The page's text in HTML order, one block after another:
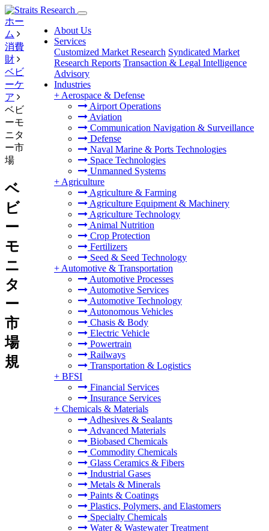
About Us
Services
Customized Market Research Syndicated Market
Research Reports Transaction & Legal Intelligence
Advisory
Industries
+ Aerospace & Defense
Airport Operations
Aviation
Communication Navigation & Surveillance
Defense
Naval Marine & Ports Technologies
Space Technologies
Unmanned Systems
+ Agriculture
Agriculture & Farming
Agriculture Equipment & Machinery
Agriculture Technology
Animal Nutrition
Crop Protection
Fertilizers
Seed & Seed Technology
+ Automotive & Transportation
Automotive Processes
Automotive Services
Automotive Technology
Autonomous Vehicles
Chasis & Body
Electric Vehicle
Powertrain
Railways
Transportation & Logistics
+ BFSI
Financial Services
Insurance Services
+ Chemicals & Materials
Adhesives & Sealants
Advanced Materials
Biobased Chemicals
Commodity Chemicals
Glass Ceramics & Fibers
Industrial Gases
Metals & Minerals
Paints & Coatings
Plastics, Polymers, and Elastomers
Specialty Chemicals
Water & Wastewater Treatment
ホー
ム
消費
財
ベビ
ーケ
ア
ベビ
ーモ
ニタ
ー市
場
ベ
ビ
ー
モ
ニ
タ
ー
市
場
規